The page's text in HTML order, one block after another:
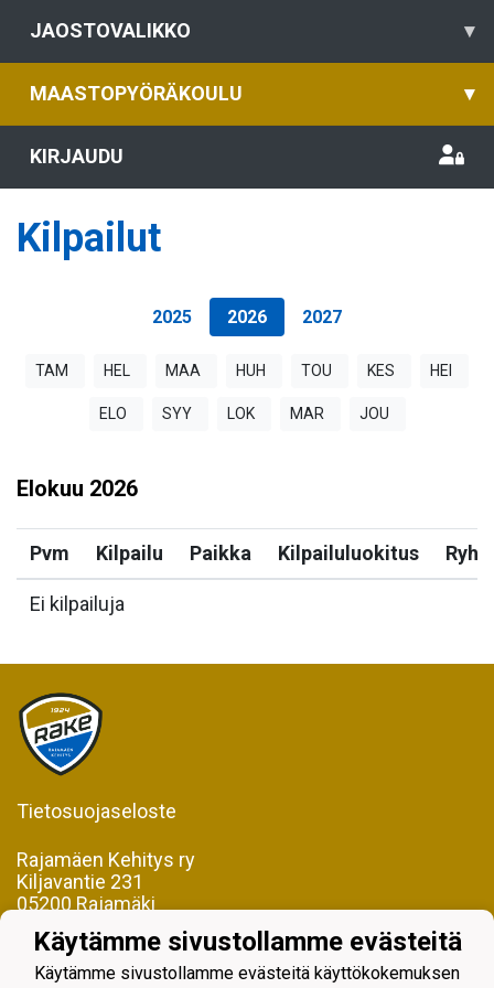
JAOSTOVALIKKO ▾
MAASTOPYÖRÄKOULU ▾
KIRJAUDU
Kilpailut
2025 2026 2027
TAM HEL MAA HUH TOU KES HEI
ELO SYY LOK MAR JOU
Elokuu 2026
Pvm Kilpailu Paikka Kilpailuluokitus
Ei kilpailuja
Tietosuojaseloste
Rajamäen Kehitys ry
Kiljavantie 231
05200 Rajamäki
Y-tunnus 0598128-2
Käytämme sivustollamme evästeitä
Käytämme sivustollamme evästeitä käyttökokemuksen